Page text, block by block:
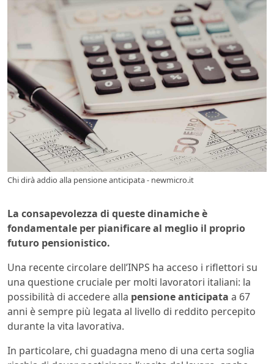
Chi dirà addio alla pensione anticipata - newmicro.it
La consapevolezza di queste dinamiche è
fondamentale per pianificare al meglio il proprio
futuro pensionistico.
Una recente circolare dell’INPS ha acceso i riflettori su
una questione cruciale per molti lavoratori italiani: la
possibilità di accedere alla pensione anticipata a 67
anni è sempre più legata al livello di reddito percepito
durante la vita lavorativa.
In particolare, chi guadagna meno di una certa soglia